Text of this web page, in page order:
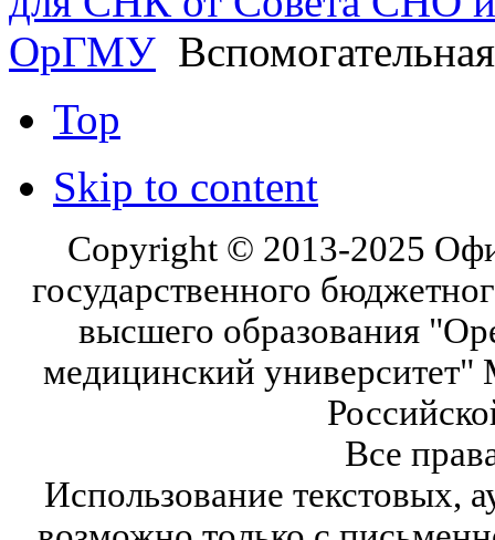
ОрГМУ
Top
Skip to content
Copyright © 2013-2025
государственного
высшего образования
медицинский университет"
Все
Использование текстовых,